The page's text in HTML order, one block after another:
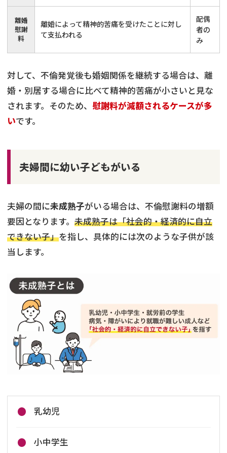
離婚
慰謝
料
離婚によって精神的苦痛を受けたことに対し
て支払われる
配偶
者の
み
対して、不倫発覚後も婚姻関係を継続する場合は、離
婚・別居する場合に比べて精神的苦痛が小さいと見な
されます。そのため、 慰謝料が減額されるケースが多
いです。
夫婦間に幼い子どもがいる
夫婦の間に未成熟子がいる場合は、不倫慰謝料の増額
要因となります。 未成熟子は「社会的・経済的に自立
できない子」を指し、具体的には次のような子供が該
当します。
乳幼児
小中学生